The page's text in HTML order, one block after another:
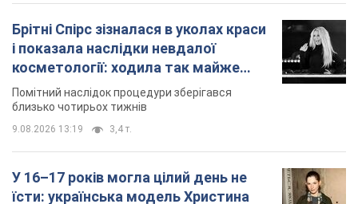
Брітні Спірс зізналася в уколах краси
і показала наслідки невдалої
косметології: ходила так майже
місяць
Помітний наслідок процедури зберігався
близько чотирьох тижнів
9.08.2026 13:19 3,4 т.
У 16–17 років могла цілий день не
їсти: українська модель Христина